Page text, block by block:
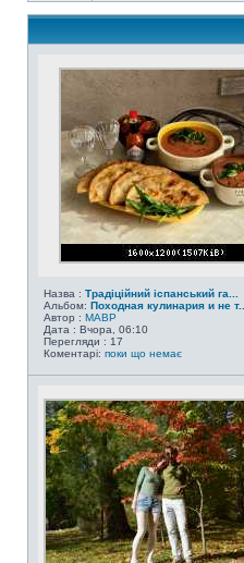
Назва : Традіційний іспанський га...
Альбом: Походная кулинария и не т...
Автор : MABP
Дата : Вчора, 06:10
Перегляди : 17
Коментарі: поки що немає